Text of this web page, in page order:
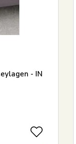
- IN